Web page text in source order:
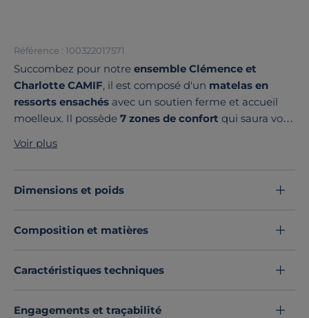
Référence : 100322017571
Succombez pour notre ensemble Clémence et
Charlotte CAMIF, il est composé d'un matelas en
ressorts ensachés avec un soutien ferme et accueil
moelleux. Il possède 7 zones de confort qui saura vous
garnissages de qualité supérieur en soie et lin.
assorti à notre sommier Charlotte àlarges lattes
extra-résistantes qui
Découvrez toute notre sélection :
Ensembles matelas et sommier
Voir plus
Dimensions et poids
Composition et matières
Caractéristiques techniques
Engagements et traçabilité